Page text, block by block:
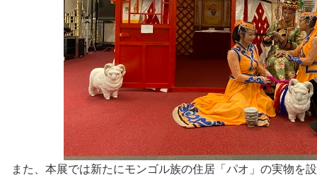
また、本展では新たにモンゴル族の住居「パオ」の実物を